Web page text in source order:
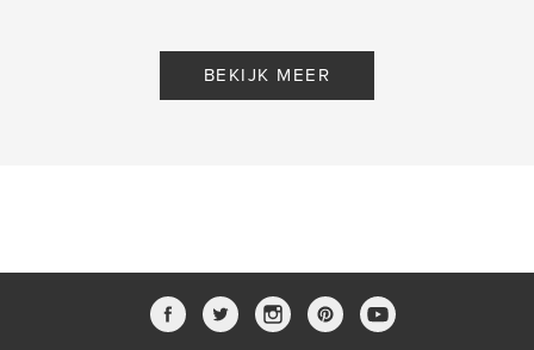
BEKIJK MEER